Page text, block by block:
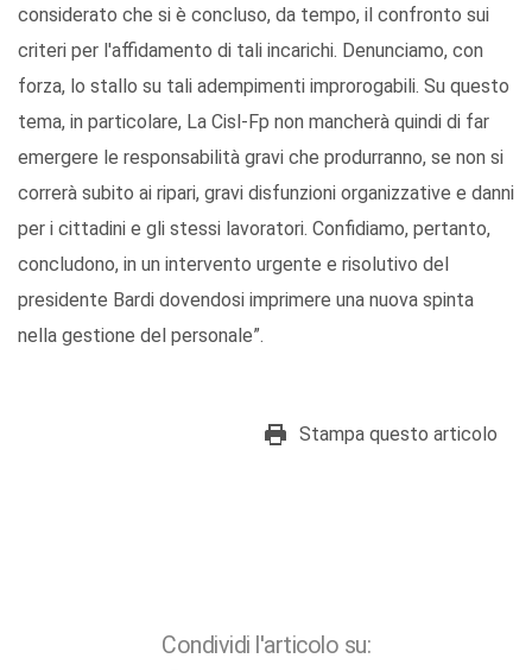
considerato che si è concluso, da tempo, il confronto sui
criteri per l'affidamento di tali incarichi. Denunciamo, con
forza, lo stallo su tali adempimenti improrogabili. Su questo
tema, in particolare, La Cisl-Fp non mancherà quindi di far
emergere le responsabilità gravi che produrranno, se non si
correrà subito ai ripari, gravi disfunzioni organizzative e danni
per i cittadini e gli stessi lavoratori. Confidiamo, pertanto,
concludono, in un intervento urgente e risolutivo del
presidente Bardi dovendosi imprimere una nuova spinta
nella gestione del personale”.
Stampa questo articolo
Condividi l'articolo su: